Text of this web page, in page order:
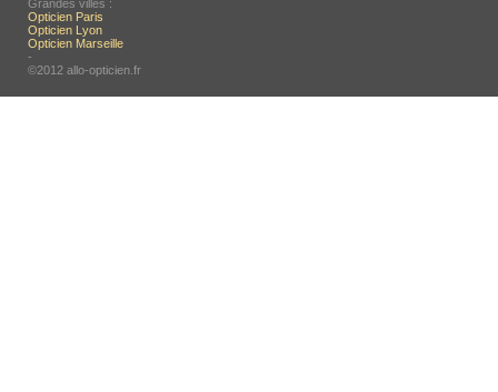
Grandes villes :
Opticien Paris
Opticien Lyon
Opticien Marseille
-
©2012 allo-opticien.fr